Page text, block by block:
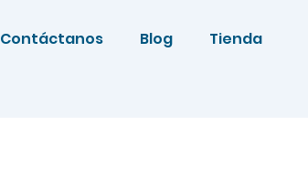
Contáctanos Blog Tienda